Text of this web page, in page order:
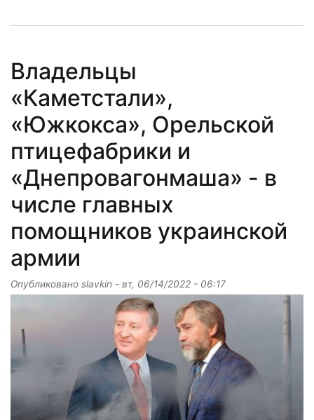
Владельцы
«Каметстали»,
«Южкокса», Орельской
птицефабрики и
«Днепровагонмаша» - в
числе главных
помощников украинской
армии
Опубликовано slavkin - вт, 06/14/2022 - 06:17